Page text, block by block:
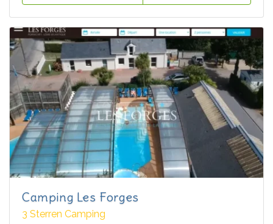
Camping Les Forges
3 Sterren Camping